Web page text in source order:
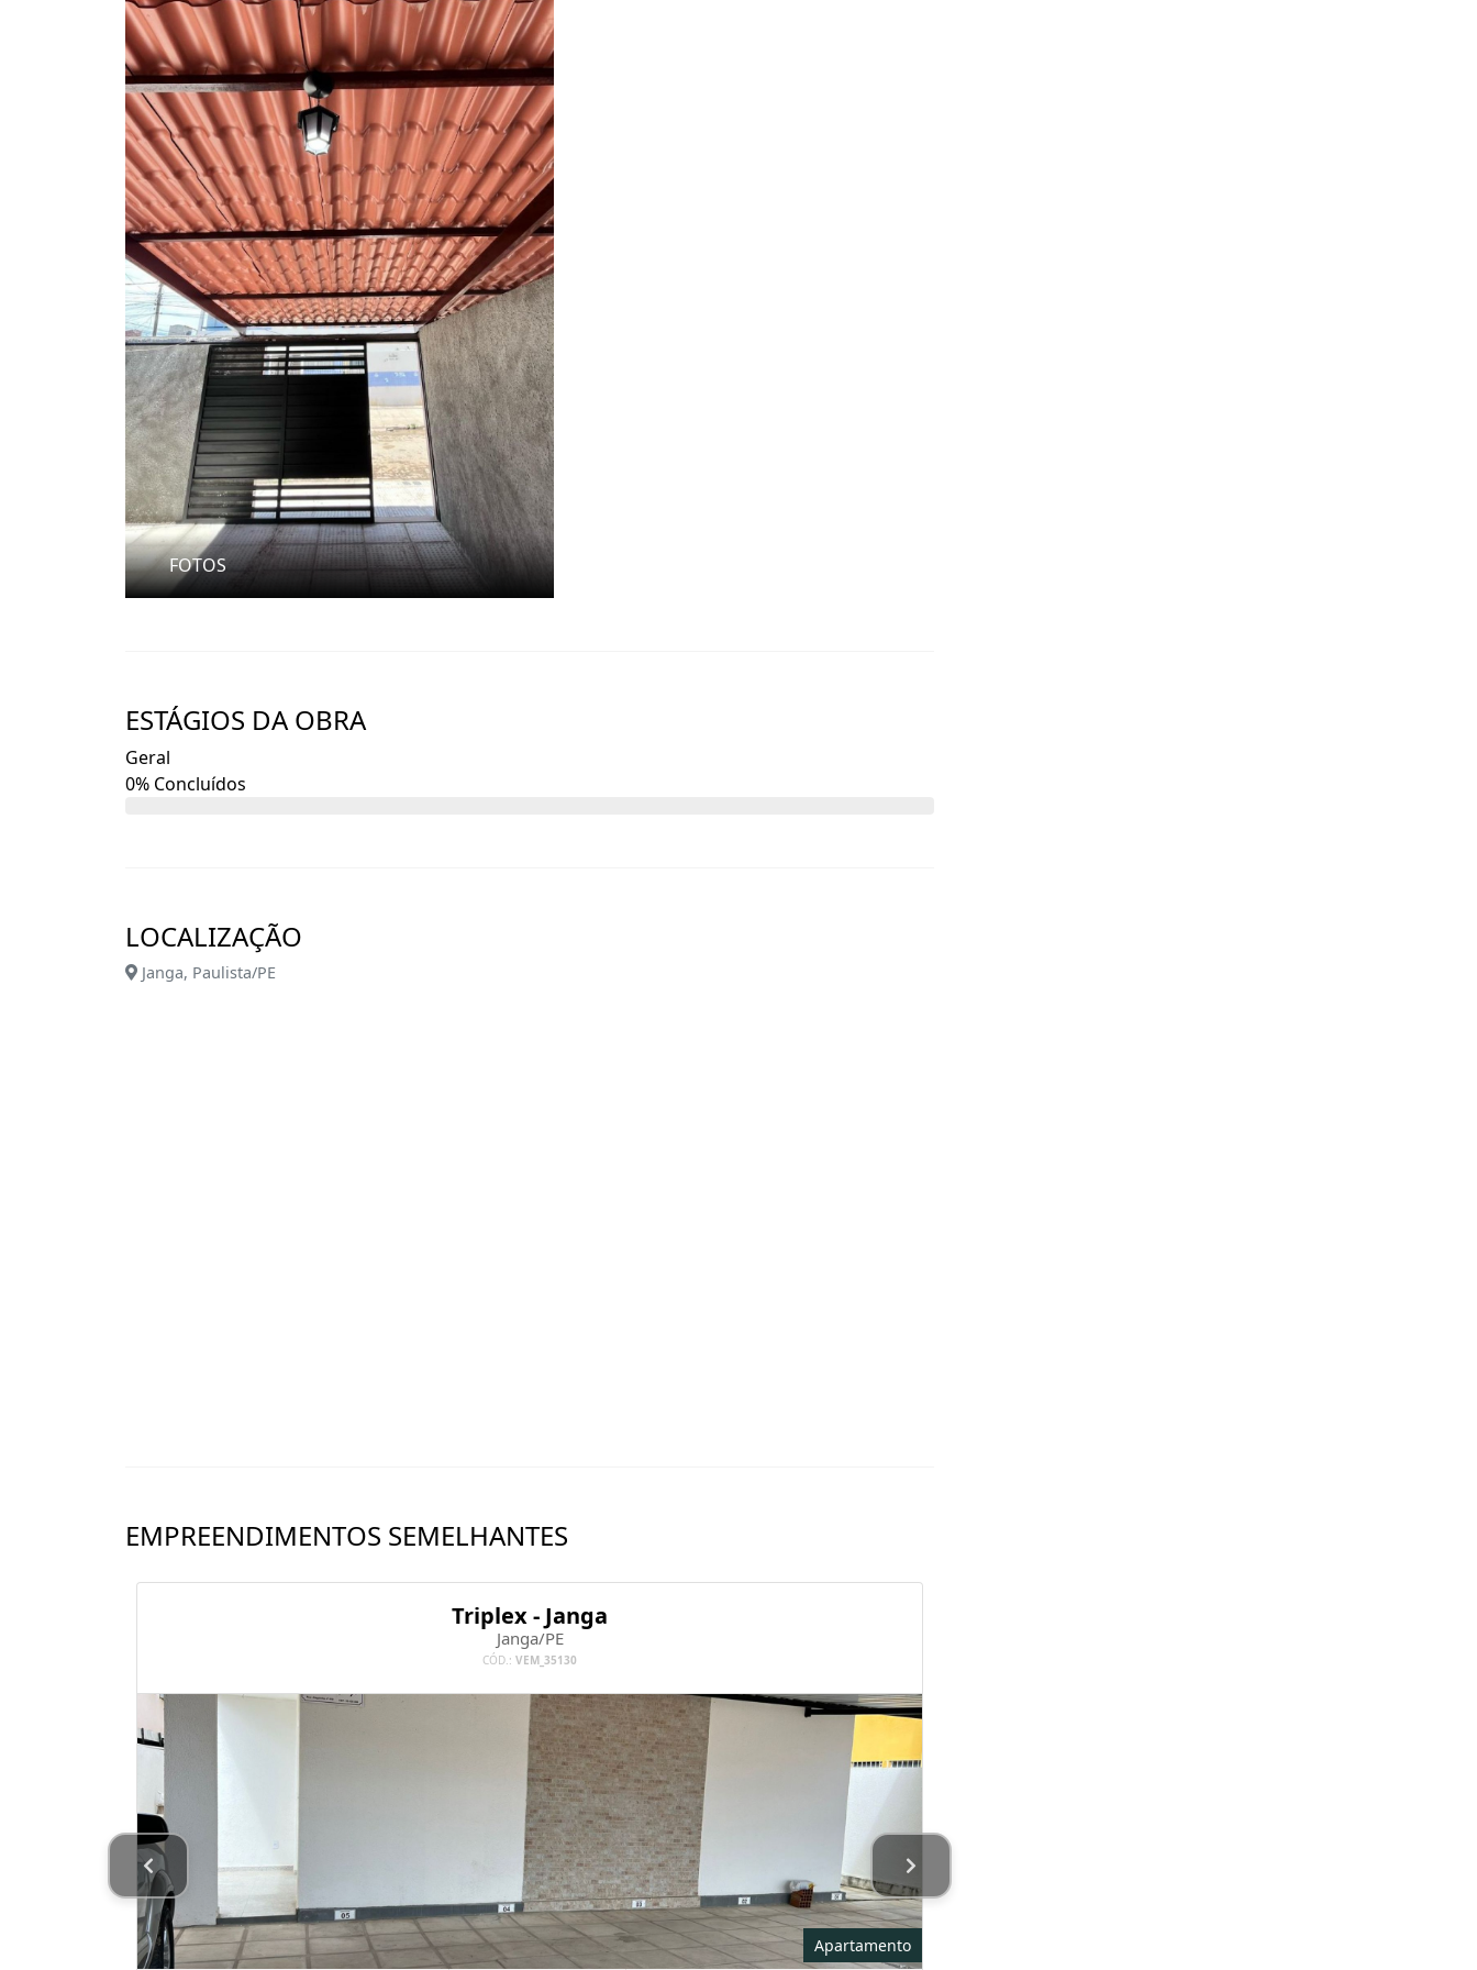
INVESTIMENTO SEGURO:
O Empreendimento Residencial Haroldo representa mais do que uma casa; é a
concretização de um sonho e uma decisão inteligente para o seu futuro, unindo o prazer de
morar bem com a perspectiva de valorização do seu patrimônio.
Interessados são convidados a agendar uma visita para conhecer de perto esta
oportunidade.
Qualquer dúvida, entrar em contato com a nossa equipe
O valor pode ser alterado mediante a disponibilidade na tabela.
FOTOS
ESTÁGIOS DA OBRA
Geral
0% Concluídos
LOCALIZAÇÃO
Janga, Paulista/PE
EMPREENDIMENTOS SEMELHANTES
Triplex - Janga
Janga/PE
CÓD.: VEM_35130
Apartamento